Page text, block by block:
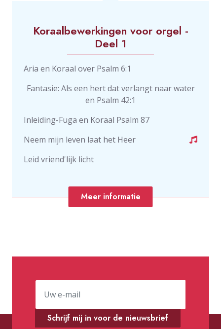
Koraalbewerkingen voor orgel -
Deel 1
Aria en Koraal over Psalm 6:1
Fantasie: Als een hert dat verlangt naar water
en Psalm 42:1
Inleiding-Fuga en Koraal Psalm 87
Neem mijn leven laat het Heer
Leid vriend'lijk licht
Meer informatie
Schrijf mij in voor de nieuwsbrief